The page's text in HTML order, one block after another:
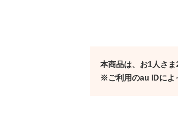
本商品は、お1人さま
※ご利用のau IDによ